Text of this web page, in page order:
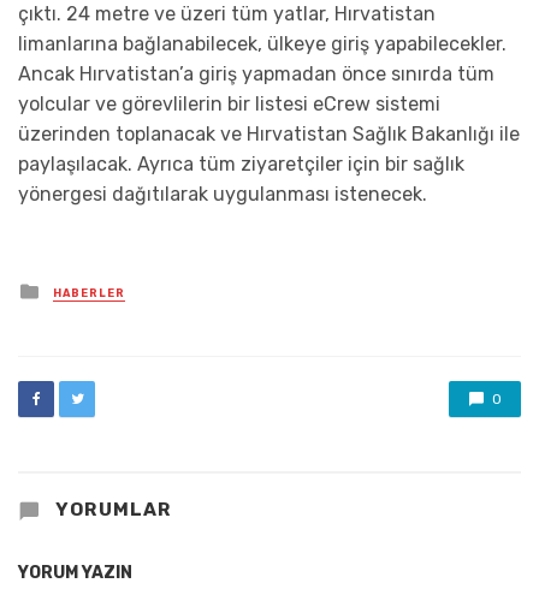
çıktı. 24 metre ve üzeri tüm yatlar, Hırvatistan
limanlarına bağlanabilecek, ülkeye giriş yapabilecekler.
Ancak Hırvatistan’a giriş yapmadan önce sınırda tüm
yolcular ve görevlilerin bir listesi eCrew sistemi
üzerinden toplanacak ve Hırvatistan Sağlık Bakanlığı ile
paylaşılacak. Ayrıca tüm ziyaretçiler için bir sağlık
yönergesi dağıtılarak uygulanması istenecek.
Posted
in
HABERLER
0
YORUMLAR
YORUM YAZIN